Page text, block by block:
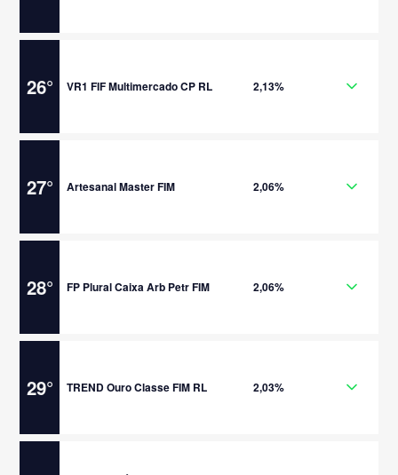
26° VR1 FIF Multimercado CP RL 2,13%
27° Artesanal Master FIM 2,06%
28° FP Plural Caixa Arb Petr FIM 2,06%
29° TREND Ouro Classe FIM RL 2,03%